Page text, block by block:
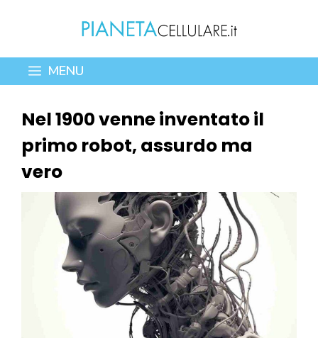
contenuto
MENU
Nel 1900 venne inventato il
primo robot, assurdo ma
vero